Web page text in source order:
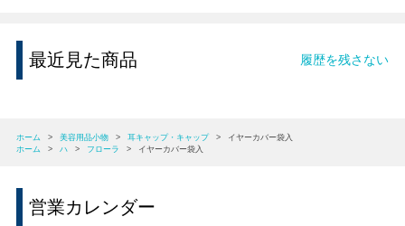
最近見た商品 履歴を残さない
ホーム > 美容用品小物 > 耳キャップ・キャップ >
イヤーカバー袋入
ホーム
> ハ > フローラ > イヤーカバー袋入
営業カレンダー